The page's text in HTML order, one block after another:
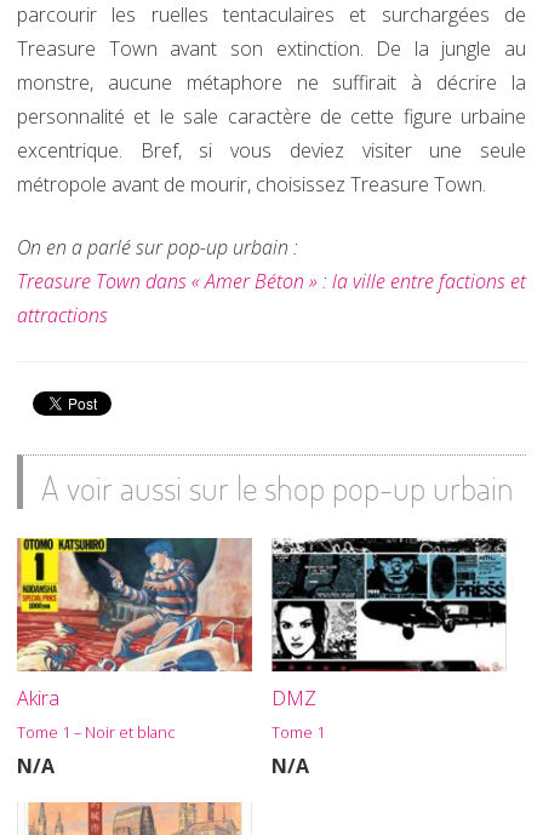
parcourir les ruelles tentaculaires et surchargées de
Treasure Town avant son extinction. De la jungle au
monstre, aucune métaphore ne suffirait à décrire la
personnalité et le sale caractère de cette figure urbaine
excentrique. Bref, si vous deviez visiter une seule
métropole avant de mourir, choisissez Treasure Town.
On en a parlé sur pop-up urbain :
Treasure Town dans « Amer Béton » : la ville entre factions et
attractions
A voir aussi sur le shop pop-up urbain
Akira
Tome 1 – Noir et blanc
N/A
DMZ
Tome 1
N/A